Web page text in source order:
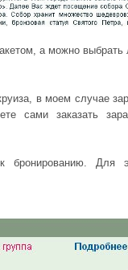
а можно
в моем случае
сами заказать
бронированию.